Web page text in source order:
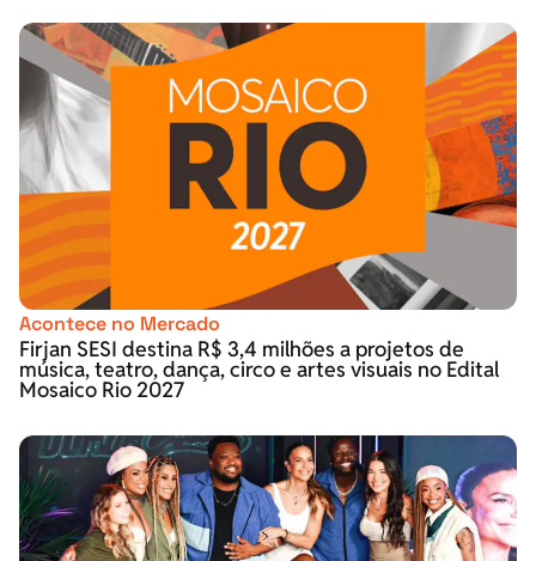
Acontece no Mercado
Firjan SESI destina R$ 3,4 milhões a projetos de
música, teatro, dança, circo e artes visuais no Edital
Mosaico Rio 2027